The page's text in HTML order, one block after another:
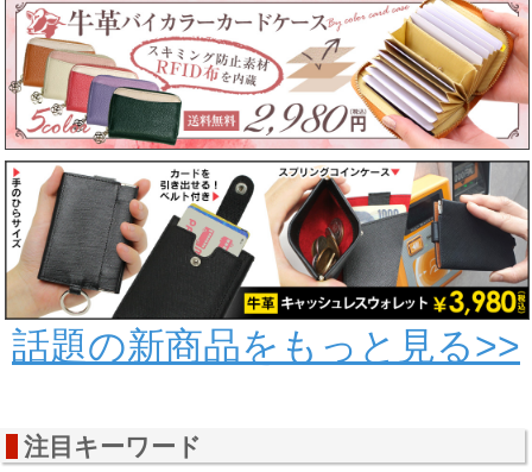
話題の新商品をもっと見る>>
注目キーワード